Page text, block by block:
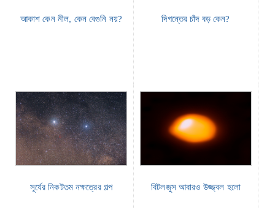
আকাশ কেন নীল, কেন বেগুনি নয়? দিগন্তের চাঁদ বড় কেন?
সূর্যের নিকটতম নক্ষত্রের গল্প বিটলজুস আবারও উজ্জ্বল হলো